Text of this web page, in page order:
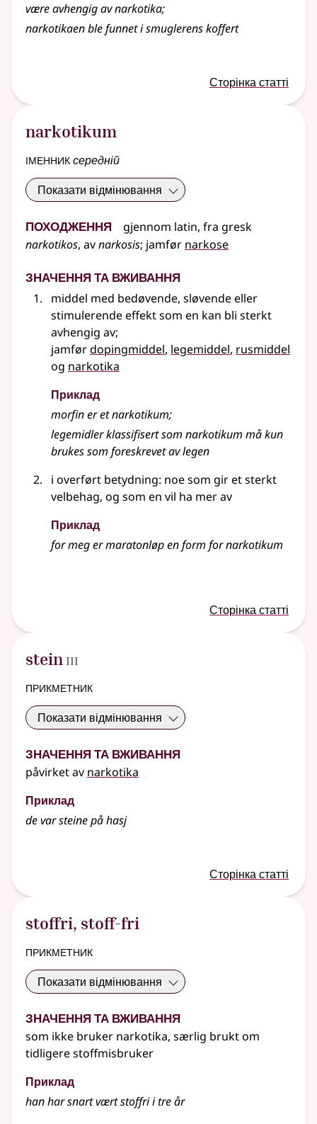
være avhengig av narkotika;
narkotikaen ble funnet i smuglerens koffert
Сторінка статті
narkotikum
іменниксередній
Показати відмінювання
Походження
gjennom latin, fra gresk
narkotikos, avnarkosis; jamfør narkose
Значення та вживання
middel med bedøvende, sløvende eller
stimulerende effekt som en kan bli sterkt
avhengig av;
jamførdopingmiddel, legemiddel, rusmiddel
og narkotika
Приклад
morfin er etnarkotikum;
legemidler klassifisert som narkotikum må kun
brukes som foreskrevet av legen
i overført betydning: noe som gir et sterkt
velbehag, og som en vil ha mer av
Приклад
for meg er maratonløp en form for narkotikum
Сторінка статті
stein 3
III
прикметник
Показати відмінювання
Значення та вживання
påvirket av narkotika
Приклад
de var steine på hasj
Сторінка статті
stoffri, stoff-fri
прикметник
Показати відмінювання
Значення та вживання
som ikke bruker narkotika, særlig brukt om
tidligere stoffmisbruker
Приклад
han har snart vært stoffri i tre år